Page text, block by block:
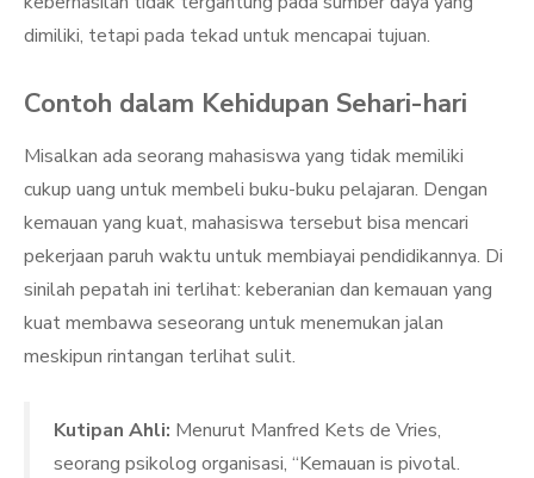
dimiliki, tetapi pada tekad untuk mencapai tujuan.
Contoh dalam Kehidupan Sehari-hari
Misalkan ada seorang mahasiswa yang tidak memiliki
cukup uang untuk membeli buku-buku pelajaran. Dengan
kemauan yang kuat, mahasiswa tersebut bisa mencari
pekerjaan paruh waktu untuk membiayai pendidikannya. Di
sinilah pepatah ini terlihat: keberanian dan kemauan yang
kuat membawa seseorang untuk menemukan jalan
meskipun rintangan terlihat sulit.
Kutipan Ahli: Menurut Manfred Kets de Vries,
seorang psikolog organisasi, “Kemauan is pivotal.